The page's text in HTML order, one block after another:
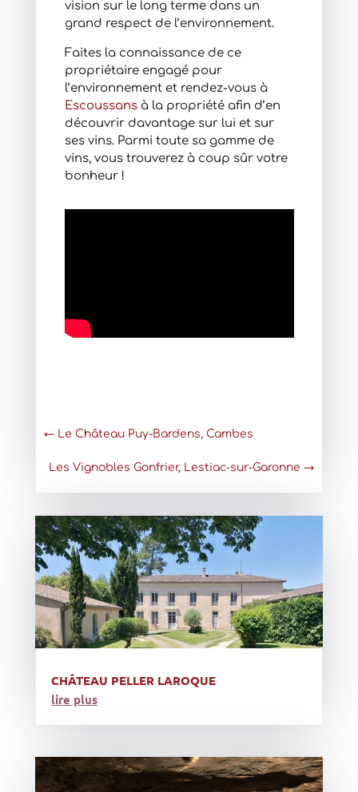
vision sur le long terme dans un
grand respect de l’environnement.
Faites la connaissance de ce
propriétaire engagé pour
l’environnement et rendez-vous à
Escoussansà la propriété afin d’en
découvrir davantage sur lui et sur
ses vins. Parmi toute sa gamme de
vins, vous trouverez à coup sûr votre
bonheur !
← Le Château Puy-Bardens, Cambes
Les Vignobles Gonfrier, Lestiac-sur-Garonne →
CHÂTEAU PELLER LAROQUE
lire plus